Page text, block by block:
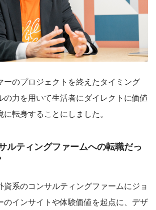
ーのプロジェクトを終えたタイミング
の力を用いて生活者にダイレクトに価値
転身することにしました。
ルティングファームへの転職だっ
資系のコンサルティングファームにジョ
のインサイトや体験価値を起点に、デザ